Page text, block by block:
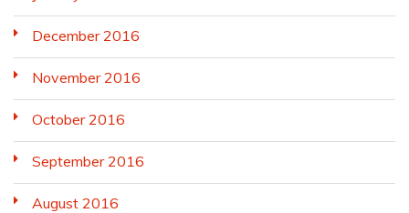
December 2016
November 2016
October 2016
September 2016
August 2016